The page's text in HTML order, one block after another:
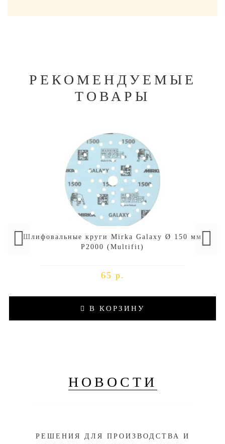
РЕКОМЕНДУЕМЫЕ
ТОВАРЫ
Шлифовальные круги Mirka Galaxy Ø 150 мм
P2000 (Multifit)
65 р.
В КОРЗИНУ
НОВОСТИ
РЕШЕНИЯ ДЛЯ ПРОИЗВОДСТВА И